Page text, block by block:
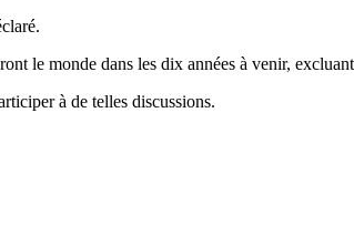
le monde dans les dix années à venir,
à de telles discussions.